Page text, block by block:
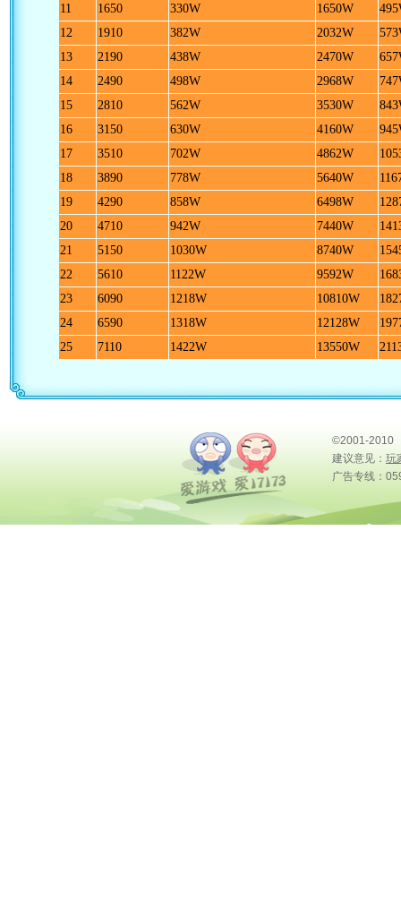
11
1650 330W 1650W
12
1910 382W 2032W
13
2190 438W 2470W
14
2490 498W 2968W
15
2810 562W 3530W
16
3150 630W 4160W
17
3510 702W 4862W
18
3890 778W 5640W
19
4290 858W 6498W
20
4710 942W 7440W
21
5150 1030W 8740W
22
5610 1122W 9592W
23
6090 1218W 10810W
24
6590 1318W 12128W
25
7110 1422W 13550W
©2001-2010
建议意见： 玩
广告专线：